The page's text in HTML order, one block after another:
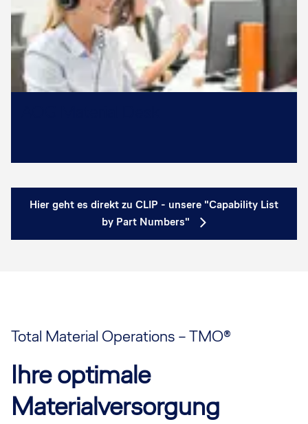
Hier geht es direkt zu CLIP - unsere "Capability List
by Part Numbers"
Total Material Operations – TMO®
Ihre optimale
Materialversorgung